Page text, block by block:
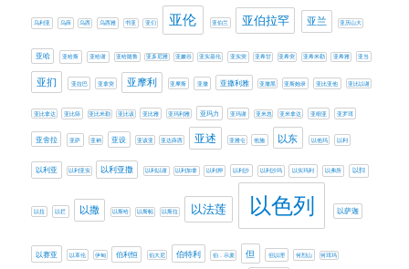
乌利亚 乌薛 乌西 乌西雅 书亚 亚们 亚伦 亚伯兰 亚伯拉罕 亚兰 亚历山大
亚哈 亚哈斯 亚哈谢 亚哈随鲁 亚多尼雅 亚嫩谷 亚实基伦 亚实突 亚希甘 亚希突 亚希米勒 亚希雅 亚当
亚扪 亚拉巴 亚拿突 亚摩利 亚摩斯 亚撒 亚撒利雅 亚撒黑 亚斯她录 亚比亚他 亚比以谢
亚比拿达 亚比筛 亚比米勒 亚比该 亚比雅 亚玛利雅 亚玛力 亚玛谢 亚米忽 亚米拿达 亚细亚 亚罗珥
亚舍拉 亚萨 亚衲 亚设 亚该亚 亚达薛西 亚述 亚雅仑 他施 以东 以他玛 以利
以利亚 以利亚实 以利亚撒 以利以谢 以利加拿 以利押 以利沙 以利沙玛 以实玛利 以弗所 以扫
以拉 以拦 以撒 以斯哈 以斯帖 以斯拉 以法莲 以色列 以萨迦
以赛亚 以革伦 伊甸 伯利恒 伯大尼 伯特利 伯．示麦 但 但以理 何烈山 何珥玛